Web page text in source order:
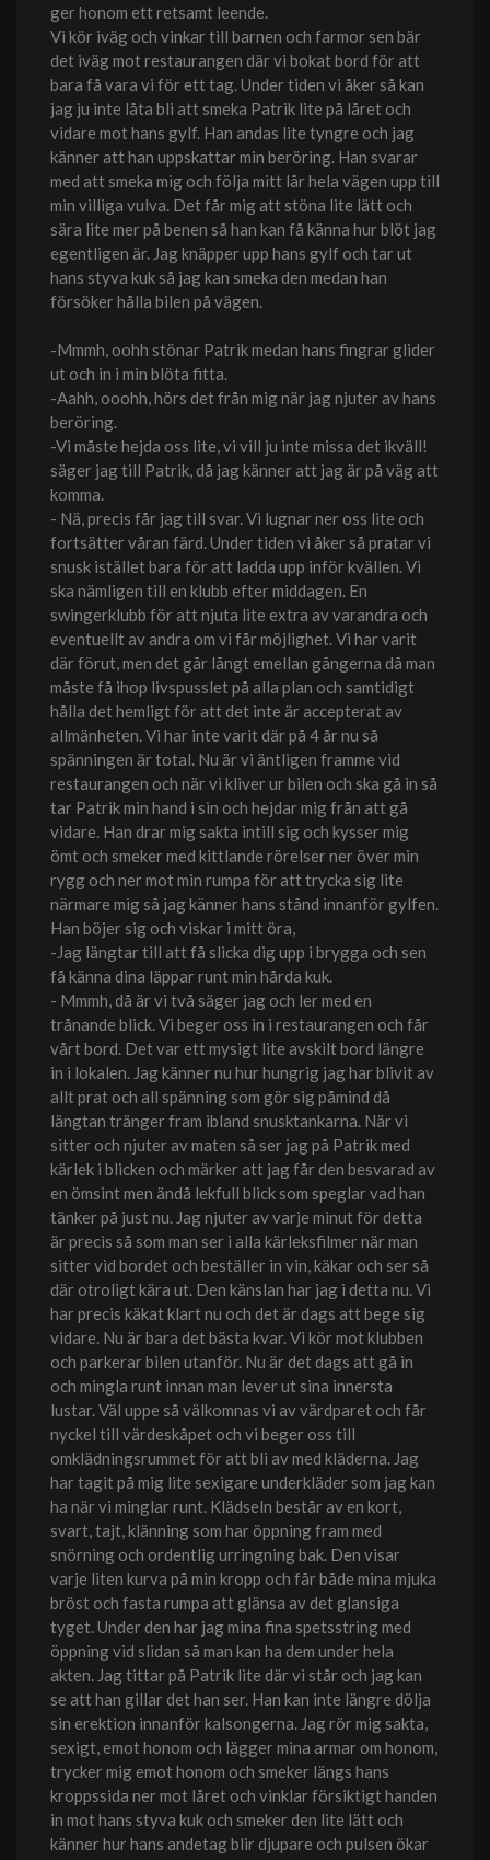
ger honom ett retsamt leende.
Vi kör iväg och vinkar till barnen och farmor sen bär
det iväg mot restaurangen där vi bokat bord för att
bara få vara vi för ett tag. Under tiden vi åker så kan
jag ju inte låta bli att smeka Patrik lite på låret och
vidare mot hans gylf. Han andas lite tyngre och jag
känner att han uppskattar min beröring. Han svarar
med att smeka mig och följa mitt lår hela vägen upp till
min villiga vulva. Det får mig att stöna lite lätt och
sära lite mer på benen så han kan få känna hur blöt jag
egentligen är. Jag knäpper upp hans gylf och tar ut
hans styva kuk så jag kan smeka den medan han
försöker hålla bilen på vägen.
-Mmmh, oohh stönar Patrik medan hans fingrar glider
ut och in i min blöta fitta.
-Aahh, ooohh, hörs det från mig när jag njuter av hans
beröring.
-Vi måste hejda oss lite, vi vill ju inte missa det ikväll!
säger jag till Patrik, då jag känner att jag är på väg att
komma.
- Nä, precis får jag till svar. Vi lugnar ner oss lite och
fortsätter våran färd. Under tiden vi åker så pratar vi
snusk istället bara för att ladda upp inför kvällen. Vi
ska nämligen till en klubb efter middagen. En
swingerklubb för att njuta lite extra av varandra och
eventuellt av andra om vi får möjlighet. Vi har varit
där förut, men det går långt emellan gångerna då man
måste få ihop livspusslet på alla plan och samtidigt
hålla det hemligt för att det inte är accepterat av
allmänheten. Vi har inte varit där på 4 år nu så
spänningen är total. Nu är vi äntligen framme vid
restaurangen och när vi kliver ur bilen och ska gå in så
tar Patrik min hand i sin och hejdar mig från att gå
vidare. Han drar mig sakta intill sig och kysser mig
ömt och smeker med kittlande rörelser ner över min
rygg och ner mot min rumpa för att trycka sig lite
närmare mig så jag känner hans stånd innanför gylfen.
Han böjer sig och viskar i mitt öra,
-Jag längtar till att få slicka dig upp i brygga och sen
få känna dina läppar runt min hårda kuk.
- Mmmh, då är vi två säger jag och ler med en
trånande blick. Vi beger oss in i restaurangen och får
vårt bord. Det var ett mysigt lite avskilt bord längre
in i lokalen. Jag känner nu hur hungrig jag har blivit av
allt prat och all spänning som gör sig påmind då
längtan tränger fram ibland snusktankarna. När vi
sitter och njuter av maten så ser jag på Patrik med
kärlek i blicken och märker att jag får den besvarad av
en ömsint men ändå lekfull blick som speglar vad han
tänker på just nu. Jag njuter av varje minut för detta
är precis så som man ser i alla kärleksfilmer när man
sitter vid bordet och beställer in vin, käkar och ser så
där otroligt kära ut. Den känslan har jag i detta nu. Vi
har precis käkat klart nu och det är dags att bege sig
vidare. Nu är bara det bästa kvar. Vi kör mot klubben
och parkerar bilen utanför. Nu är det dags att gå in
och mingla runt innan man lever ut sina innersta
lustar. Väl uppe så välkomnas vi av värdparet och får
nyckel till värdeskåpet och vi beger oss till
omklädningsrummet för att bli av med kläderna. Jag
har tagit på mig lite sexigare underkläder som jag kan
ha när vi minglar runt. Klädseln består av en kort,
svart, tajt, klänning som har öppning fram med
snörning och ordentlig urringning bak. Den visar
varje liten kurva på min kropp och får både mina mjuka
bröst och fasta rumpa att glänsa av det glansiga
tyget. Under den har jag mina fina spetsstring med
öppning vid slidan så man kan ha dem under hela
akten. Jag tittar på Patrik lite där vi står och jag kan
se att han gillar det han ser. Han kan inte längre dölja
sin erektion innanför kalsongerna. Jag rör mig sakta,
sexigt, emot honom och lägger mina armar om honom,
trycker mig emot honom och smeker längs hans
kroppssida ner mot låret och vinklar försiktigt handen
in mot hans styva kuk och smeker den lite lätt och
känner hur hans andetag blir djupare och pulsen ökar